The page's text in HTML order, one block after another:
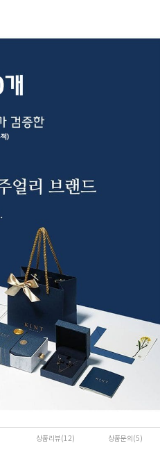
상품리뷰(12) 상품문의(5)